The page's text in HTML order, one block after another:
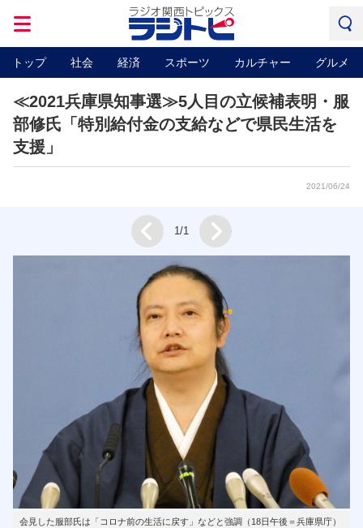
トップ 社会 経済 スポーツ カルチャー グルメ
≪2021兵庫県知事選≫5人目の立候補表明・服
部修氏「特別給付金の支給などで県民生活を
支援」
2021/06/24
会見した服部氏は「コロナ前の生活に戻す」などと強調（18日午後＝兵庫県庁）
Prev 1/1